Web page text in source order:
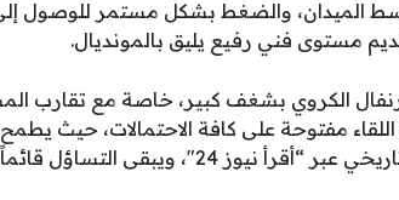
الميدان، والضغط بشكل مستمر للوصول
مستوى فني رفيع يليق بالمونديال.
الكروي بشغف كبير، خاصة مع تقارب
مفتوحة على كافة الاحتمالات، حيث
التي ستمهد الطريق نحو تأهل تاريخي